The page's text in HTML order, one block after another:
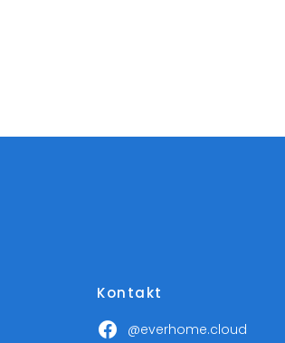
Kontakt
@everhome.cloud